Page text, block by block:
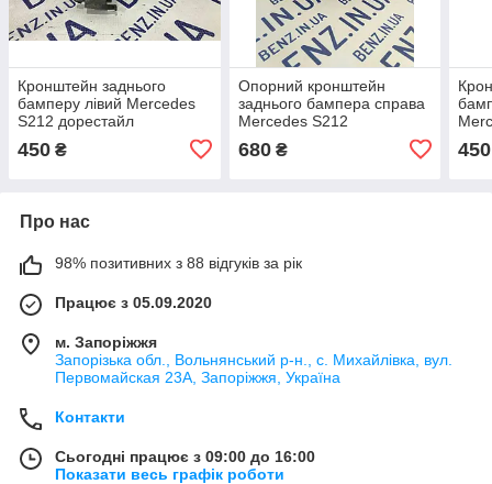
Кронштейн заднього
бамперу лівий Mercedes
S212 дорестайл
450 ₴
Опорний кронштейн
заднього бампера справа
Mercedes S212
680₴ 450
Про нас
98% позитивних з 88 відгуків за рік
Працює з 05.09.2020
м. Запоріжжя
Запорізька обл., Вольнянський р-н., с. Михайлівка, вул.
Первомайская 23А, Запоріжжя, Україна
Контакти
Сьогодні працює з 09:00 до 16:00
Показати весь графік роботи